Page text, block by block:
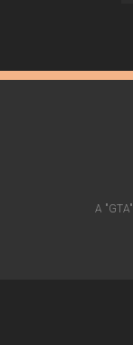
A